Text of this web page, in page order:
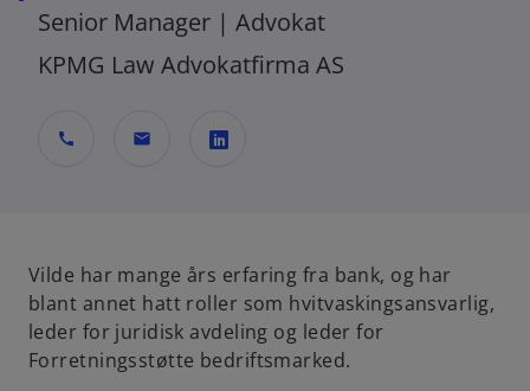
Senior Manager | Advokat
KPMG Law Advokatfirma AS
call mail
n
s
i
n
Vilde har mange års erfaring fra bank, og har
blant annet hatt roller som hvitvaskingsansvarlig,
leder for juridisk avdeling og leder for
Forretningsstøtte bedriftsmarked.